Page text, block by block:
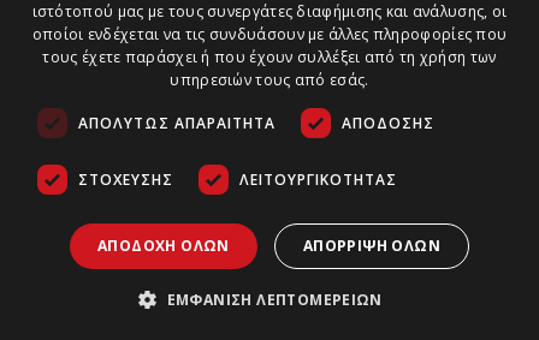
ιστότοπού μας με τους συνεργάτες διαφήμισης και ανάλυσης, οι
οποίοι ενδέχεται να τις συνδυάσουν με άλλες πληροφορίες που
τους έχετε παράσχει ή που έχουν συλλέξει από τη χρήση των
υπηρεσιών τους από εσάς.
ΑΠΟΛΎΤΩΣ ΑΠΑΡΑΊΤΗΤΑ ΑΠΌΔΟΣΗΣ
ΣΤΌΧΕΥΣΗΣ ΛΕΙΤΟΥΡΓΙΚΌΤΗΤΑΣ
ΑΠΟΔΟΧΉ ΌΛΩΝ ΑΠΌΡΡΙΨΗ ΌΛΩΝ
ΕΜΦΆΝΙΣΗ ΛΕΠΤΟΜΕΡΕΙΏΝ